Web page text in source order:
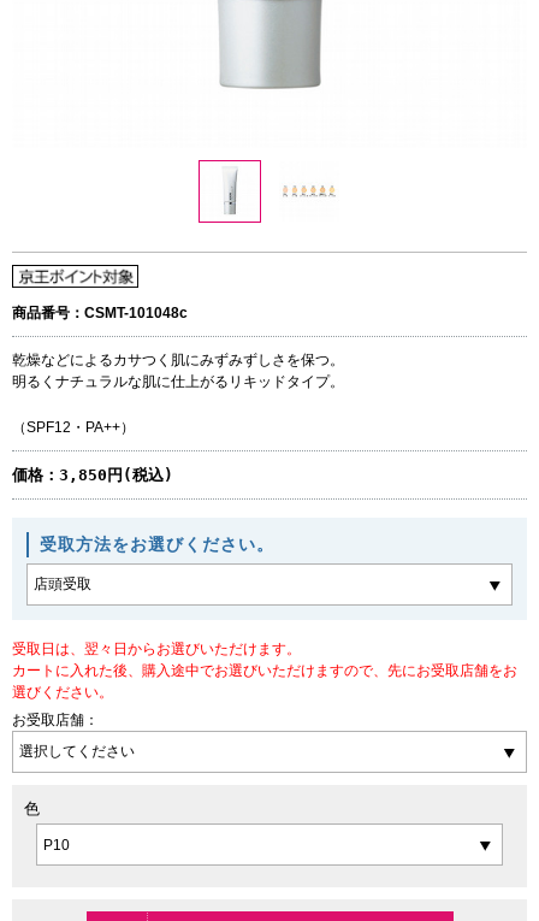
商品番号：CSMT-101048c
乾燥などによるカサつく肌にみずみずしさを保つ。
明るくナチュラルな肌に仕上がるリキッドタイプ。
（SPF12・PA++）
価格： 3,850円(税込)
受取方法をお選びください。
受取日は、翌々日からお選びいただけます。
カートに入れた後、購入途中でお選びいただけますので、先にお受取店舗をお
選びください。
お受取店舗：
色